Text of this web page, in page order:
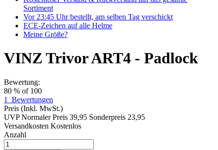
Sortiment
Vor 23:45 Uhr bestellt, am selben Tag verschickt
ECE-Zeichen auf alle Helme
Meine Größe?
VINZ Trivor ART4 - Padlock
Bewertung:
80 % of 100
1
Bewertungen
Preis (Inkl. MwSt.)
UVPNormaler Preis 39,95 Sonderpreis 23,95
Versandkosten Kostenlos
Anzahl